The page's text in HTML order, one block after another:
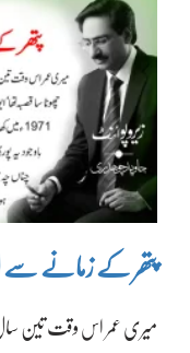
پتھر کے زمانے
میری عمر اس وقت تین